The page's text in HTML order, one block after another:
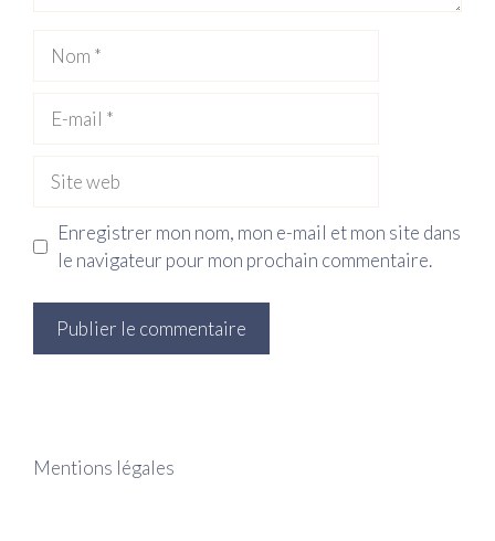
Nom
mail
Site
web
Enregistrer mon nom, mon e-mail et mon site dans
le navigateur pour mon prochain commentaire.
Mentions légales